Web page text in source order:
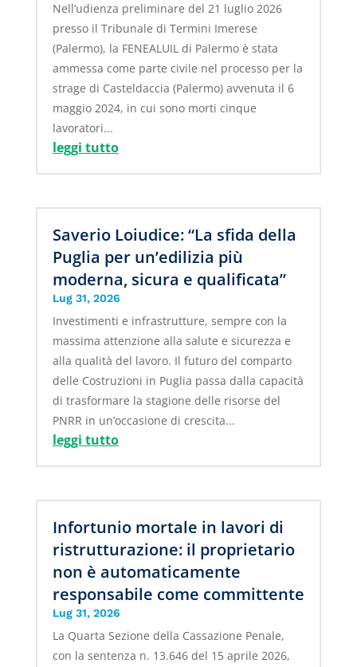
Nell’udienza preliminare del 21 luglio 2026
presso il Tribunale di Termini Imerese
(Palermo), la FENEALUIL di Palermo è stata
ammessa come parte civile nel processo per la
strage di Casteldaccia (Palermo) avvenuta il 6
maggio 2024, in cui sono morti cinque
lavoratori...
leggi tutto
Saverio Loiudice: “La sfida della
Puglia per un’edilizia più
moderna, sicura e qualificata”
Lug 31, 2026
Investimenti e infrastrutture, sempre con la
massima attenzione alla salute e sicurezza e
alla qualità del lavoro. Il futuro del comparto
delle Costruzioni in Puglia passa dalla capacità
di trasformare la stagione delle risorse del
PNRR in un’occasione di crescita...
leggi tutto
Infortunio mortale in lavori di
ristrutturazione: il proprietario
non è automaticamente
responsabile come committente
Lug 31, 2026
La Quarta Sezione della Cassazione Penale,
con la sentenza n. 13.646 del 15 aprile 2026,